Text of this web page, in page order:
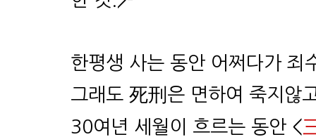
한평생 사는 동안 어쩌다가
그래도 死刑은 면하여 죽지않
30여년 세월이 흐르는 동안 <